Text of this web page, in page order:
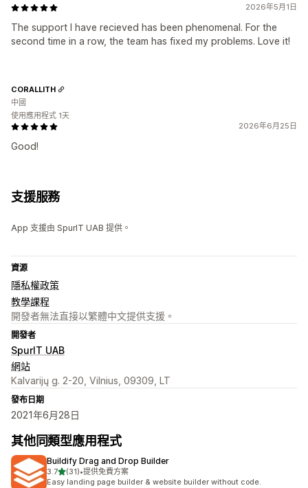
2026年5月1日
The support I have recieved has been phenomenal. For the
second time in a row, the team has fixed my problems. Love it!
2026年6月25日
Good!
CORALLITH
中國
使用應用程式 1天
支援服務
App 支援由 SpurIT UAB 提供。
資源
隱私權政策
教學課程
開發者無法直接以繁體中文提供支援。
開發者
SpurIT UAB
網站
Kalvarijų g. 2-20, Vilnius, 09309, LT
發布日期
2021年6月28日
其他同類型應用程式
Buildify Drag and Drop Builder
3.7滿分 5 顆星
(31)
共有 31 則評價
•提供免費方案
Easy landing page builder & website builder without code.